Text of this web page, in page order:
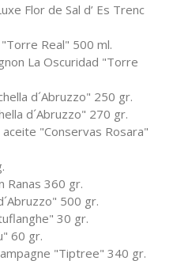
Flor de Sal d’ Es Trenc
"Torre Real" 500 ml.
La Oscuridad "Torre
d´Abruzzo" 250 gr.
d´Abruzzo" 270 gr.
"Conservas Rosara"
Ranas 360 gr.
500 gr.
30 gr.
60 gr.
"Tiptree" 340 gr.